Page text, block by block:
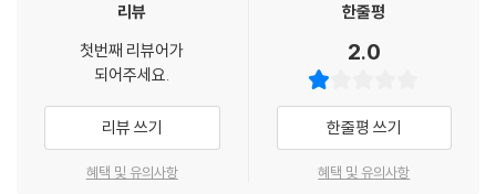
9부_ 멋지게 말하는 기본은 독서와 글쓰기다
왜 우리 인생에 독서가 필요한가? _249
지혜롭고 알찬 독서 방법은 무엇인가 _252
인문학 도서 일기 _256
가 갖추어야 할 말하기 비법이 빠짐없이 담겨 있다.
이재명 지사의 경기도 대변인을 역임한 저자의 말하기 노하우 공개!
말하기 능력이 가장 중요한 분야가 바로 대변인일 것이다. 복잡한 정치 현
안을 둘러싸고 시시각각 치열한 논리 대결이 벌어지는 현장에서 대변인은
탁월한 분석력과 표현능력, 순발력과 성실성이 요구된다. 임기응변을 발휘
리뷰
첫번째 리뷰어가
되어주세요.
리뷰 쓰기
혜택 및 유의사항
한줄평
2.0
한줄평 쓰기
혜택 및 유의사항